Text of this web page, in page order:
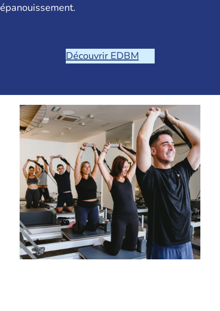
épanouissement.
Découvrir EDBM